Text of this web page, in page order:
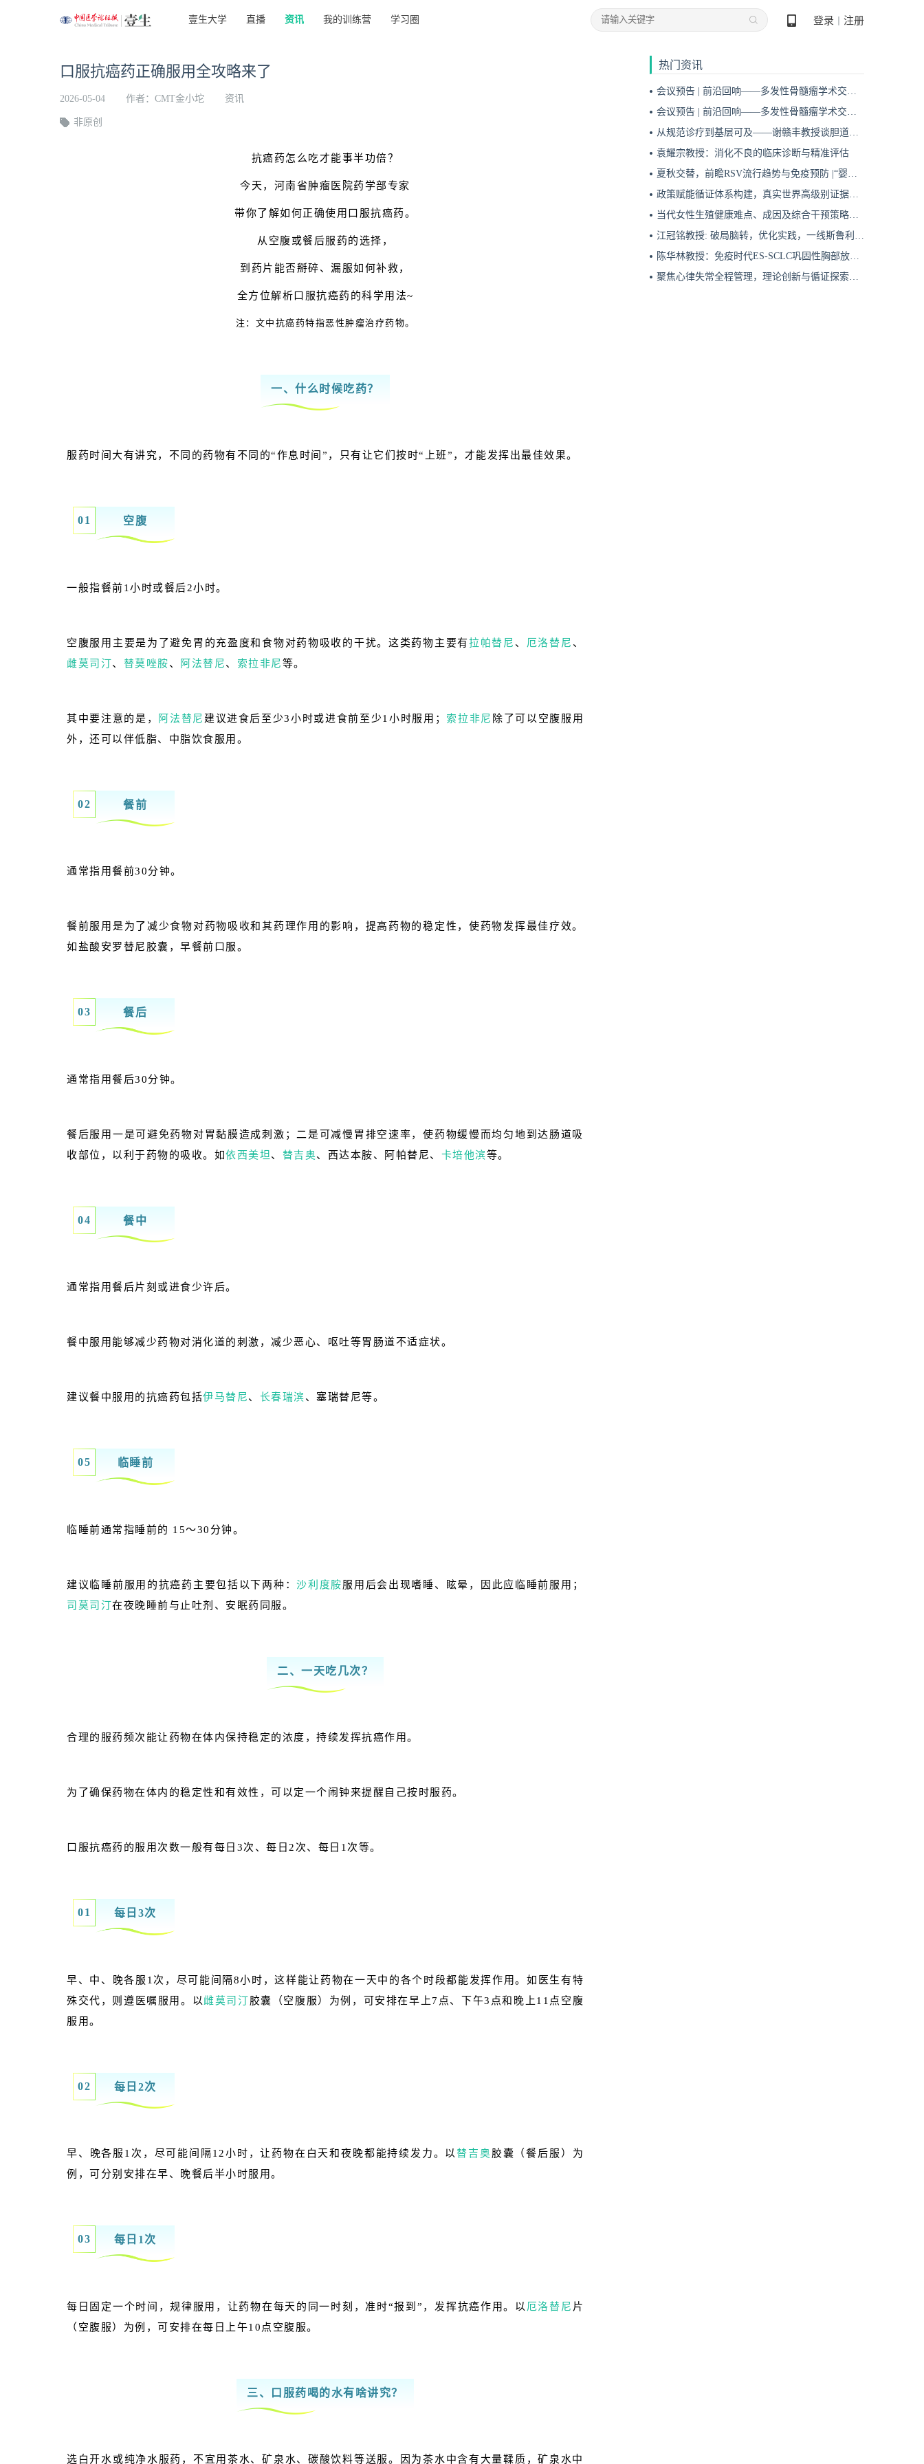
壹生大学 直播 资讯 我的训练营 学习圈 登录 注册
口服抗癌药正确服用全攻略来了
2026-05-04 作者：CMT金小坨 资讯
非原创
抗癌药怎么吃才能事半功倍？
今天，河南省肿瘤医院药学部专家
带你了解如何正确使用口服抗癌药。
从空腹或餐后服药的选择，
到药片能否掰碎、漏服如何补救，
全方位解析口服抗癌药的科学用法~
注：文中抗癌药特指恶性肿瘤治疗药物。
一、什么时候吃药？
服药时间大有讲究，不同的药物有不同的“作息时间”，只有让它们按时“上班”，才能发挥出最佳效果。
01 空腹
一般指餐前1小时或餐后2小时。
空腹服用主要是为了避免胃的充盈度和食物对药物吸收的干扰。这类药物主要有拉帕替尼 、 厄洛替尼 、
雌莫司汀、 替莫唑胺、 阿法替尼、 索拉非尼等。
其中要注意的是， 阿法替尼 建议进食后至少3小时或进食前至少1小时服用； 索拉非尼 除了可以空腹服用
外，还可以伴低脂、中脂饮食服用。
02 餐前
通常指用餐前30分钟。
餐前服用是为了减少食物对药物吸收和其药理作用的影响，提高药物的稳定性，使药物发挥最佳疗效。
如盐酸安罗替尼胶囊，早餐前口服。
03 餐后
通常指用餐后30分钟。
餐后服用一是可避免药物对胃黏膜造成刺激；二是可减慢胃排空速率，使药物缓慢而均匀地到达肠道吸
收部位，以利于药物的吸收。如依西美坦、 替吉奥、西达本胺、阿帕替尼、 卡培他滨等。
04 餐中
通常指用餐后片刻或进食少许后。
餐中服用能够减少药物对消化道的刺激，减少恶心、呕吐等胃肠道不适症状。
建议餐中服用的抗癌药包括伊马替尼、 长春瑞滨、塞瑞替尼等。
05 临睡前
临睡前通常指睡前的 15～30分钟。
建议临睡前服用的抗癌药主要包括以下两种：沙利度胺服用后会出现嗜睡、眩晕，因此应临睡前服用；
司莫司汀在夜晚睡前与止吐剂、安眠药同服。
二、一天吃几次？
合理的服药频次能让药物在体内保持稳定的浓度，持续发挥抗癌作用。
为了确保药物在体内的稳 定性和有效性，可以定一个闹钟来提醒自己按时服药。
口服抗癌药的服用次数一般有每日3次、每日2次、每日1次等。
01 每日3次
早、中、晚各服1次，尽可能间隔8小时，这样能让药物在一天中的各个时段都能发挥作用。如医生有特
殊交代，则遵医嘱服用。以 雌莫司汀胶囊（空腹服）为例，可安排在早上7点、下午3点和晚上11点空腹
服用。
02 每日2次
早、晚各服1次，尽可能间隔12小时，让药物在白天和夜晚都能持续发力。以 替吉奥胶囊（餐后服）为
例，可分别安排在早、晚餐后半小时服用。
03 每日1次
每日固定一个时间，规律服用，让药物在每天的同一时刻，准时“报到”，发挥抗癌作用。以 厄洛替尼 片
（空腹服）为例，可安排在每日上午10点空腹服。
三、口服药喝的水有啥讲究？
选白开水或纯净水服药，不宜用茶水、矿泉水、碳酸饮料等送服。因为茶水中含有大量鞣质，矿泉水中
热门资讯
会议预告 | 前沿回响——多发性骨髓瘤学术交流会第十九期即将启幕！
会议预告 | 前沿回响——多发性骨髓瘤学术交流会第十八期即将启幕！
从规范诊疗到基层可及——谢赣丰教授谈胆道肿瘤防治的本土化实践之路
袁耀宗教授：消化不良的临床诊断与精准评估
夏秋交替，前瞻RSV流行趋势与免疫预防 |“婴儿RSV预防圆桌派”专题访谈
政策赋能循证体系构建，真实世界高级别证据夯实斯鲁利单抗一线治疗广泛期小细胞肺癌临床地位
当代女性生殖健康难点、成因及综合干预策略——魏晗
江冠铭教授: 破局脑转，优化实践，一线斯鲁利单抗联合化疗为小细胞肺癌脑转移患者带来颅内与全身双重获益
陈华林教授：免疫时代ES-SCLC巩固性胸部放疗再添真实世界循证依据——cTRT可独立改善患者生存获益
聚焦心律失常全程管理，理论创新与循证探索共筑诊疗新格局